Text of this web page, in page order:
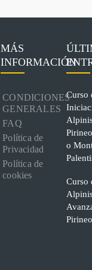
MÁS
INFORMACIÓN
CONDICIONES
GENERALES
FAQ
Política de
Privacidad
Política de
cookies
Curso
o
Curso